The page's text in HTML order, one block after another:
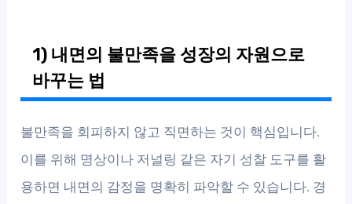
1) 내면의 불만족을 성장의 자원으로
바꾸는 법
불만족을 회피하지 않고 직면하는 것이 핵심입니다.
이를 위해 명상이나 저널링 같은 자기 성찰 도구를 활
용하면 내면의 감정을 명확히 파악할 수 있습니다. 경